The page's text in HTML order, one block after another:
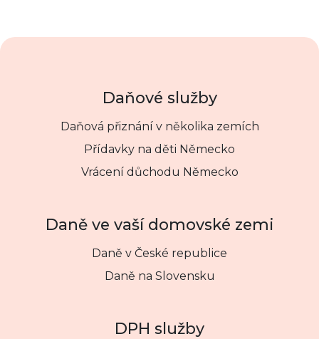
Daňové služby
Daňová přiznání v několika zemích
Přídavky na děti Německo
Vrácení důchodu Německo
Daně ve vaší domovské zemi
Daně v České republice
Daně na Slovensku
DPH služby